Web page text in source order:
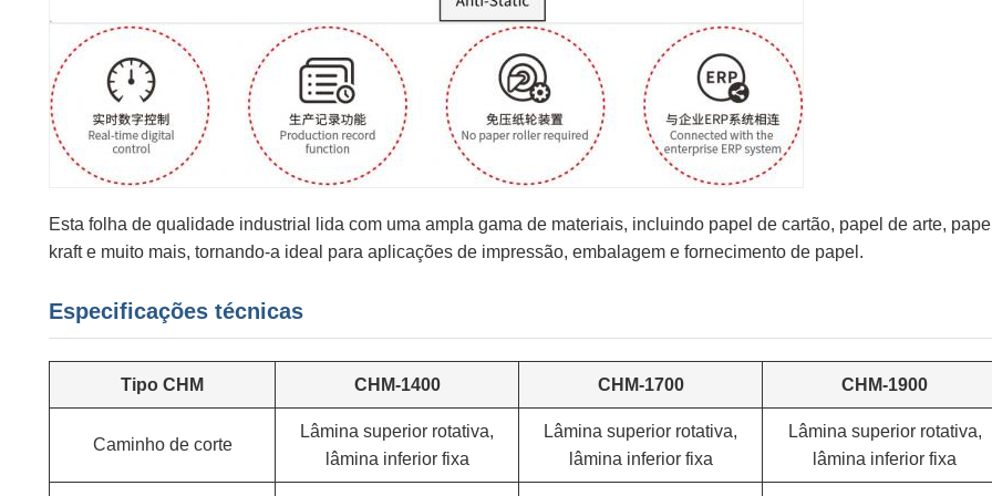
Esta folha de qualidade industrial lida com uma ampla gama de materiais, incluindo papel de cartão, papel de arte,
kraft e muito mais, tornando-a ideal para aplicações de impressão, embalagem e fornecimento de papel.
Especificações técnicas
Tipo CHM CHM-1400 CHM-1700 CHM-1900
Caminho de corte
Lâmina superior rotativa,
lâmina inferior fixa
Lâmina superior rotativa,
lâmina inferior fixa
Lâmina superior rotativa,
lâmina inferior fixa